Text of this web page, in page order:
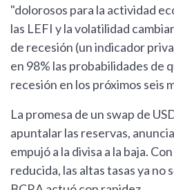
"dolorosos para la actividad
las LEFI y la volatilidad
de recesión (un indicador
en 98% las probabilidades de
recesión en los próximos seis
La promesa de un swap de
apuntalar las reservas,
empujó a la divisa a la baja.
reducida, las altas tasas ya no